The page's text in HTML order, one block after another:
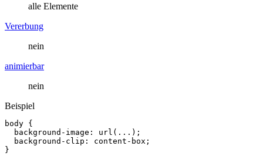
alle Elemente
Vererbung
nein
animierbar
nein
Beispiel
body {
background-image : url(...) ;
background - clip : content - box ;
}